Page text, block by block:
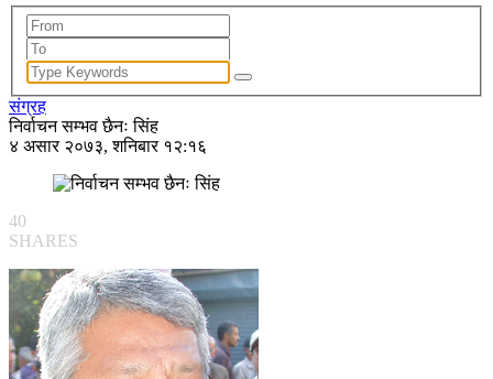
संग्रह
निर्वाचन सम्भव छैनः सिंह
४ असार २०७३, शनिबार १२:१६
40
SHARES